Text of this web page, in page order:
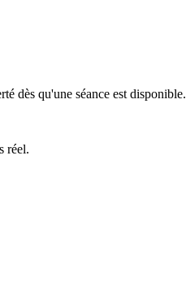
dès qu'une séance est disponible.
réel.